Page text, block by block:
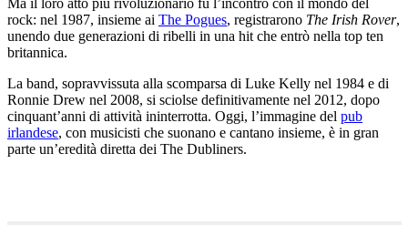
Ma il loro atto più rivoluzionario fu l’incontro con il mondo del
rock: nel 1987, insieme ai The Pogues, registrarono The Irish Rover,
unendo due generazioni di ribelli in una hit che entrò nella top ten
britannica.
La band, sopravvissuta alla scomparsa di Luke Kelly nel 1984 e di
Ronnie Drew nel 2008, si sciolse definitivamente nel 2012, dopo
cinquant’anni di attività ininterrotta. Oggi, l’immagine del pub
irlandese, con musicisti che suonano e cantano insieme, è in gran
parte un’eredità diretta dei The Dubliners.